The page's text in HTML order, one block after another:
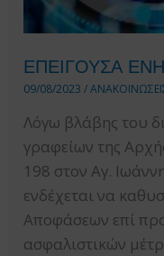
ΣΥΜΒΑΣΕΩΝ
ΕΠΕΙΓΟΥΣΑ
09/08/2023/
Λόγω βλάβης του
γραφείων της
198 στον Αγ.
ενδέχεται να
Αποφάσεων επί
ασφαλιστικών